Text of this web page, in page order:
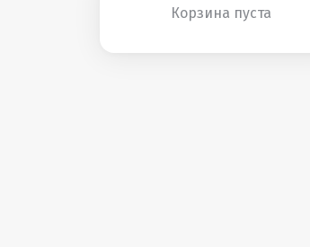
Корзина пуста